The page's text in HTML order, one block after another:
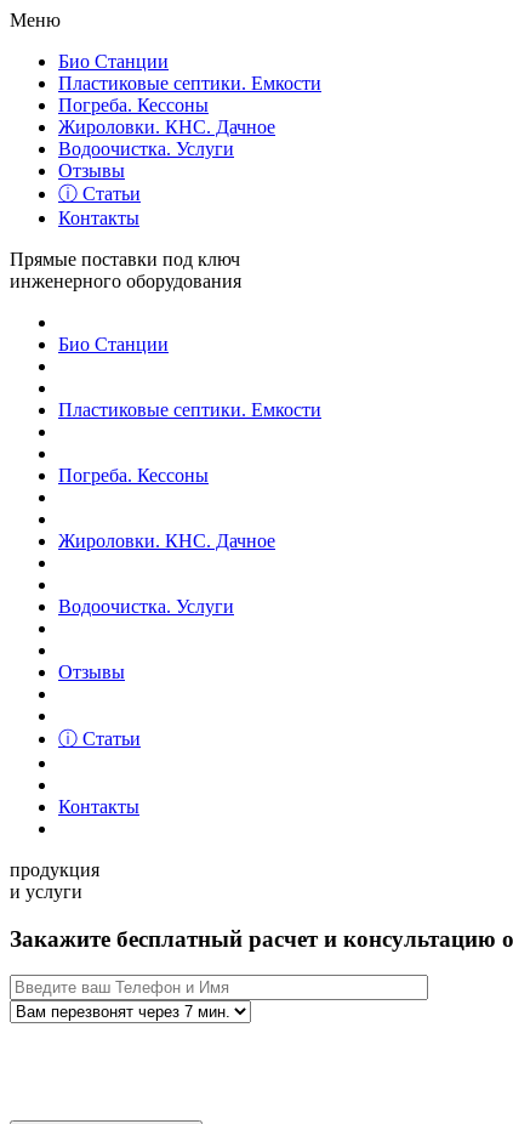
Меню
Био Станции
Пластиковые септики. Емкости
Погреба. Кессоны
Жироловки. КНС. Дачное
Водоочистка. Услуги
Отзывы
ⓘ Статьи
Контакты
Прямые поставки под ключ
инженерного оборудования
Био Станции
Пластиковые септики. Емкости
Погреба. Кессоны
Жироловки. КНС. Дачное
Водоочистка. Услуги
Отзывы
ⓘ Статьи
Контакты
продукция
и услуги
Закажите бесплатный расчет и консультацию